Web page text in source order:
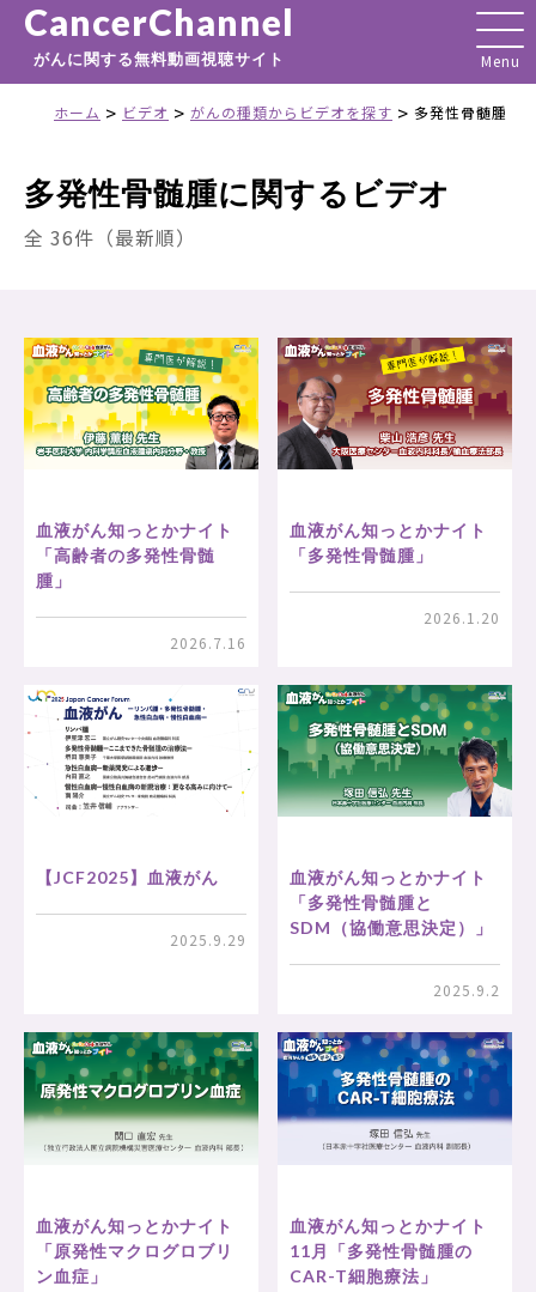
CancerChannel
がんに関する無料動画視聴サイト
ホーム > ビデオ > がんの種類からビデオを探す > 多発性骨髄腫
多発性骨髄腫に関するビデオ
全 36件（最新順）
血液がん知っとかナイト
「高齢者の多発性骨髄
腫」
2026.7.16
血液がん知っとかナイト
「多発性骨髄腫」
2026.1.20
【JCF2025】血液がん
2025.9.29
血液がん知っとかナイト
「多発性骨髄腫と
SDM（協働意思決定）」
2025.9.2
血液がん知っとかナイト
「原発性マクログロブリ
ン血症」
血液がん知っとかナイト
11月「多発性骨髄腫の
CAR-T細胞療法」